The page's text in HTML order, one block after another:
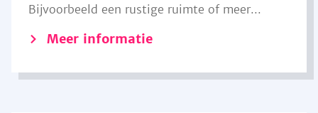
Bijvoorbeeld een rustige ruimte of meer...
Meer informatie